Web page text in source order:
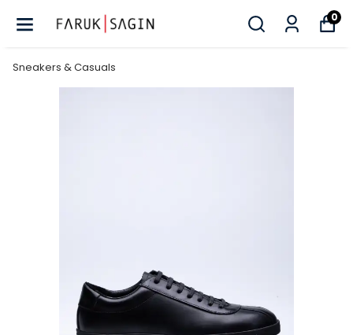
0
Sneakers & Casuals